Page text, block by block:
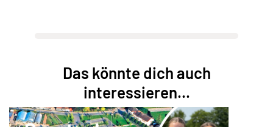
Das könnte dich auch
interessieren...